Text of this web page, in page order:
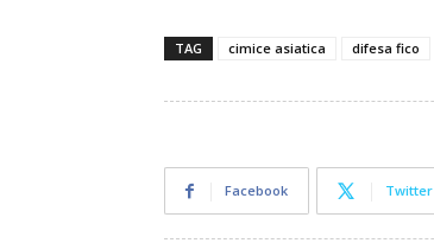
TAG cimice asiatica difesa fico
Facebook Twitter